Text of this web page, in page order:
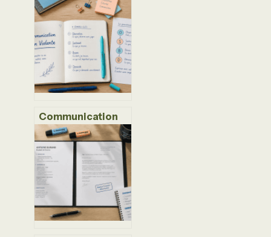
Communication
Non Violente : 4
étapes et 12
exemples pour
transformer vos
conflits en
dialogue